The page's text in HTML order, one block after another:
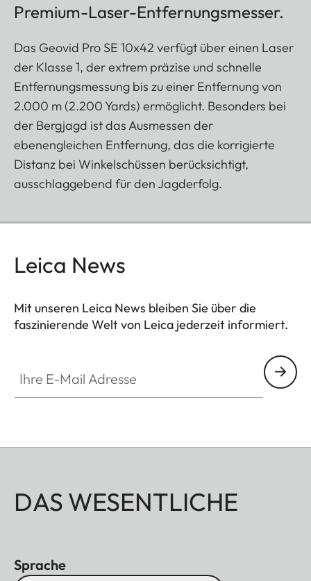
Premium-Laser-Entfernungsmesser.
Das Geovid Pro SE 10x42 verfügt über einen Laser
der Klasse 1, der extrem präzise und schnelle
Entfernungsmessung bis zu einer Entfernung von
2.000 m (2.200 Yards) ermöglicht. Besonders bei
der Bergjagd ist das Ausmessen der
ebenengleichen Entfernung, das die korrigierte
Distanz bei Winkelschüssen berücksichtigt,
ausschlaggebend für den Jagderfolg.
Leica News
Mit unseren Leica News bleiben Sie über die
faszinierende Welt von Leica jederzeit informiert.
DAS WESENTLICHE
Sprache